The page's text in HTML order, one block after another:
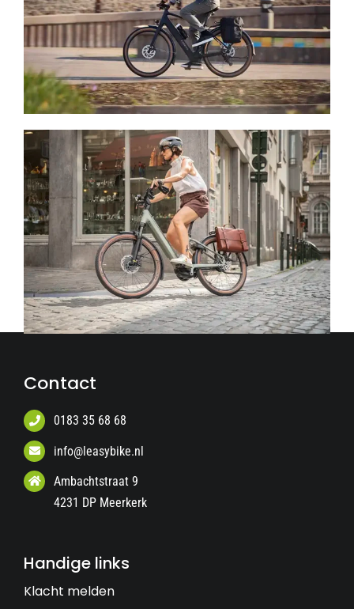
Contact
0183 35 68 68
info@leasybike.nl
Ambachtstraat 9
4231 DP Meerkerk
Handige links
Klacht melden